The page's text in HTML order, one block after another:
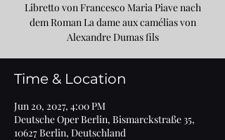
Libretto von Francesco Maria Piave nach
dem Roman La dame aux camélias von
Alexandre Dumas fils
Time & Location
Jun 20, 2027, 4:00 PM
Deutsche Oper Berlin, Bismarckstraße 35,
10627 Berlin, Deutschland